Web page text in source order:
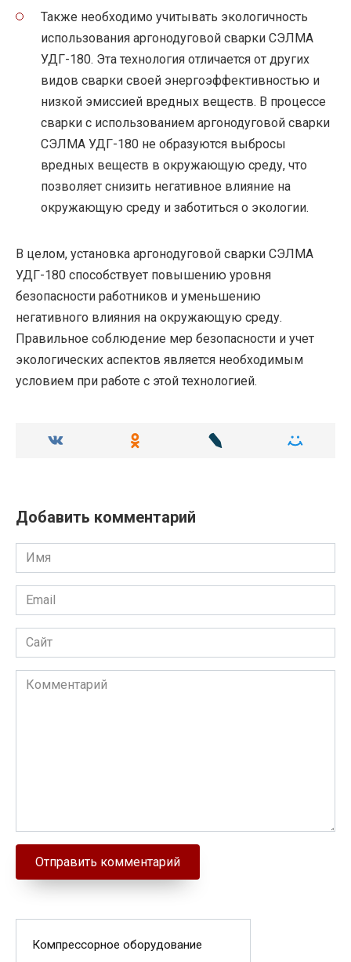
Также необходимо учитывать экологичность
использования аргонодуговой сварки СЭЛМА
УДГ-180. Эта технология отличается от других
видов сварки своей энергоэффективностью и
низкой эмиссией вредных веществ. В процессе
сварки с использованием аргонодуговой сварки
СЭЛМА УДГ-180 не образуются выбросы
вредных веществ в окружающую среду, что
позволяет снизить негативное влияние на
окружающую среду и заботиться о экологии.
В целом, установка аргонодуговой сварки СЭЛМА
УДГ-180 способствует повышению уровня
безопасности работников и уменьшению
негативного влияния на окружающую среду.
Правильное соблюдение мер безопасности и учет
экологических аспектов является необходимым
условием при работе с этой технологией.
Добавить комментарий
Имя
Email
Сайт
Комментарий
Компрессорное оборудование